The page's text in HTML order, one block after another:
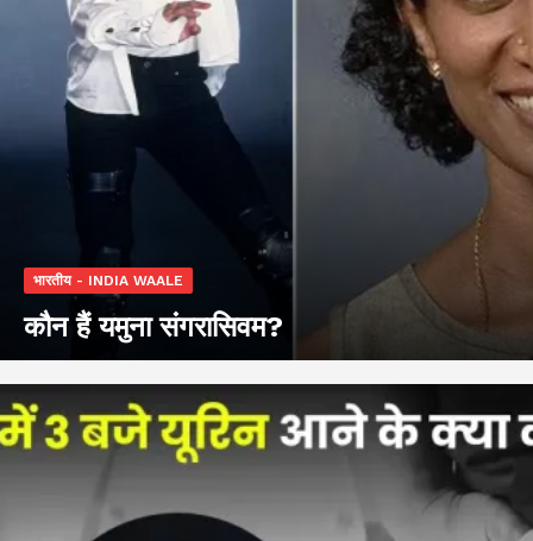
भारतीय - INDIA WAALE
कौन हैं यमुना संगरासिवम?